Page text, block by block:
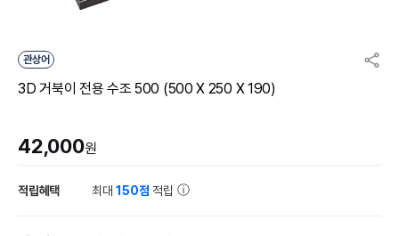
관상어
3D 거북이 전용 수조 500 (500 X 250 X 190)
42,000원
적립혜택 최대150점 적립